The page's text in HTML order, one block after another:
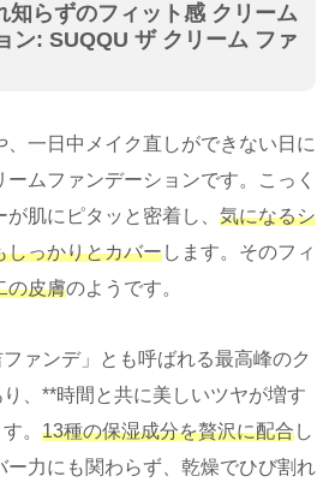
知らずのフィット感 クリーム
ン: SUQQU ザ クリーム ファ
、一日中メイク直しができない日に
ムファンデーションです。こっく
肌にピタッと密着し、 気になるシ
しっかりとカバーします。そのフィ
の皮膚のようです。
ァンデ」とも呼ばれる最高峰のク
、**時間と共に美しいツヤが増す
。 13種の保湿成分を贅沢に配合し
ー力にも関わらず、乾燥でひび割れ